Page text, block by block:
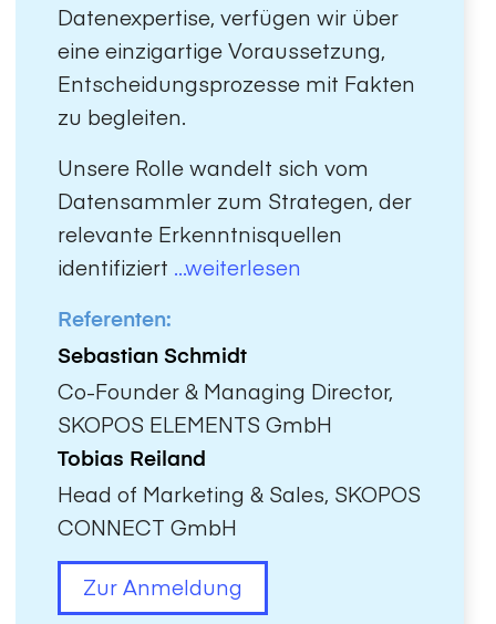
Datenexpertise, verfügen wir über
eine einzigartige Voraussetzung,
Entscheidungsprozesse mit Fakten
zu begleiten.
Unsere Rolle wandelt sich vom
Datensammler zum Strategen, der
relevante Erkenntnisquellen
identifiziert ...weiterlesen
Referenten:
Sebastian Schmidt
Co-Founder & Managing Director,
SKOPOS ELEMENTS GmbH
Tobias Reiland
Head of Marketing & Sales, SKOPOS
CONNECT GmbH
Zur Anmeldung